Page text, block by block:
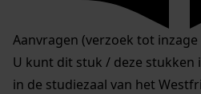
Aanvragen (verzoek tot
U kunt dit stuk / deze stukken
in de studiezaal van het